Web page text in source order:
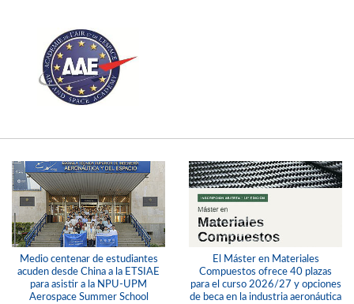
Medio centenar de estudiantes
acuden desde China a la ETSIAE
para asistir a la NPU-UPM
Aerospace Summer School
El Máster en Materiales
Compuestos ofrece 40 plazas
para el curso 2026/27 y opciones
de beca en la industria aeronáutica